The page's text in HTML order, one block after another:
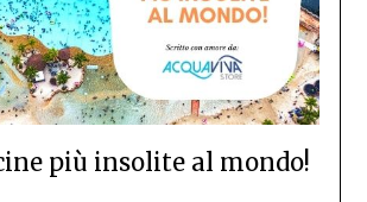
più insolite al mondo!